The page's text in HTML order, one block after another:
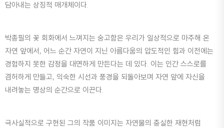
담아내는 상징적 매개체이다.
박종필의 꽃 회화에서 느껴지는 숭고함은 우리가 일상적으로 마주해 온
자연 앞에서, 어느 순간 자연이 지닌 아름다움의 압도적인 힘과 이전에는
경험하지 못한 감정을 대면하게 만든다는 데 있다. 이는 인간 스스로를
겸허하게 만들고, 익숙한 시선과 풍경을 되돌아보며 자연 앞에 자신을
내려놓는 명상의 순간으로 이끈다.
극사실적으로 구현된 그의 작품 이미지는 자연물의 충실한 재현처럼